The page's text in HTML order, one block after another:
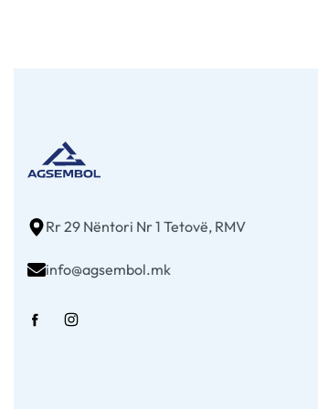
Rr 29 Nëntori Nr 1 Tetovë, RMV
info@agsembol.mk